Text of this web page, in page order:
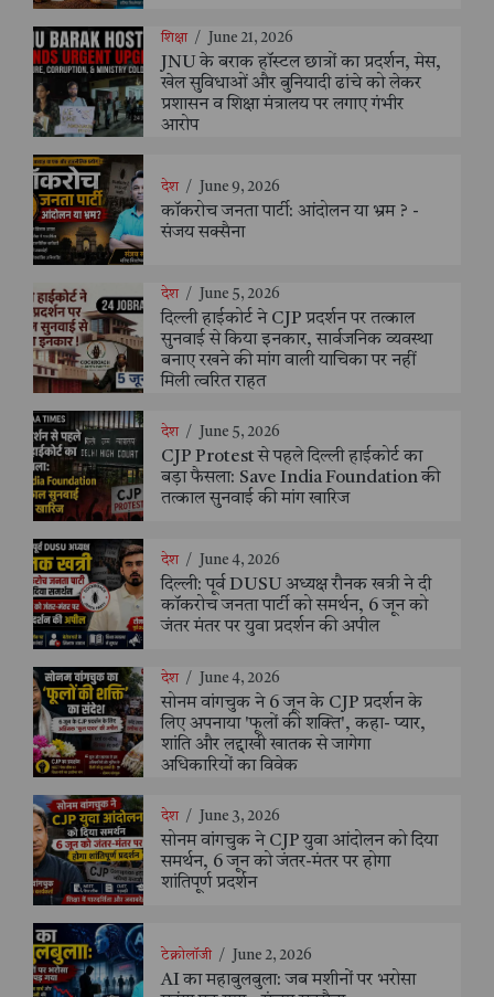
शिक्षा / June 21, 2026
JNU के बराक हॉस्टल छात्रों का प्रदर्शन, मेस,
खेल सुविधाओं और बुनियादी ढांचे को लेकर
प्रशासन व शिक्षा मंत्रालय पर लगाए गंभीर
आरोप
देश / June 9, 2026
कॉकरोच जनता पार्टी: आंदोलन या भ्रम ? -
संजय सक्सैना
देश / June 5, 2026
दिल्ली हाईकोर्ट ने CJP प्रदर्शन पर तत्काल
सुनवाई से किया इनकार, सार्वजनिक व्यवस्था
बनाए रखने की मांग वाली याचिका पर नहीं
मिली त्वरित राहत
देश / June 5, 2026
CJP Protest से पहले दिल्ली हाईकोर्ट का
बड़ा फैसला: Save India Foundation की
तत्काल सुनवाई की मांग खारिज
देश / June 4, 2026
दिल्ली: पूर्व DUSU अध्यक्ष रौनक खत्री ने दी
कॉकरोच जनता पार्टी को समर्थन, 6 जून को
जंतर मंतर पर युवा प्रदर्शन की अपील
देश / June 4, 2026
सोनम वांगचुक ने 6 जून के CJP प्रदर्शन के
लिए अपनाया 'फूलों की शक्ति', कहा- प्यार,
शांति और लद्दाखी खातक से जागेगा
अधिकारियों का विवेक
देश / June 3, 2026
सोनम वांगचुक ने CJP युवा आंदोलन को दिया
समर्थन, 6 जून को जंतर-मंतर पर होगा
शांतिपूर्ण प्रदर्शन
टेक्नोलॉजी / June 2, 2026
AI का महाबुलबुला: जब मशीनों पर भरोसा